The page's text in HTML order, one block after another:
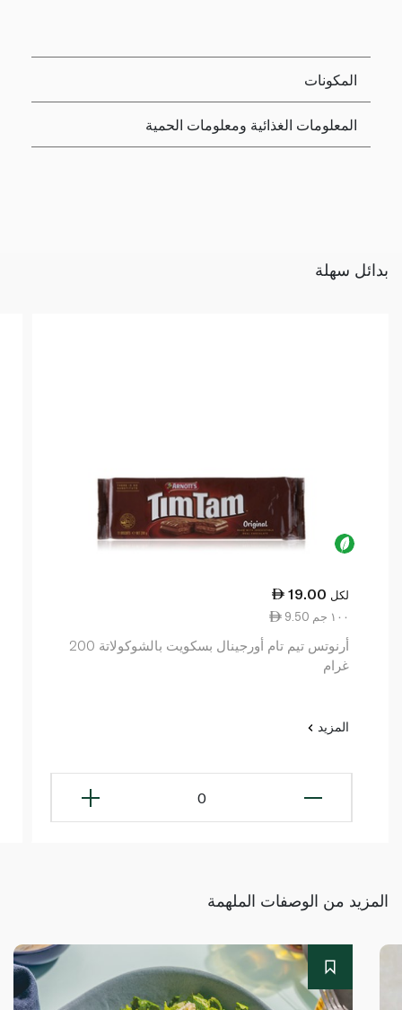
المكونات
المعلومات الغذائية ومعلومات الحمية
بدائل سهلة
19.00 لكل
9.50 ١٠٠ جم
أرنوتس تيم تام أورجينال بسكويت بالشوكولاتة 200
غرام
المزيد
0
المزيد من الوصفات الملهمة